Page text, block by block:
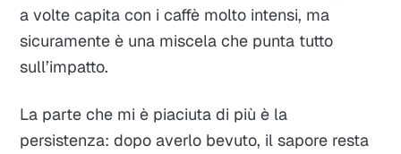
a volte capita con i caffè molto intensi, ma
sicuramente è una miscela che punta tutto
sull’impatto.
La parte che mi è piaciuta di più è la
persistenza: dopo averlo bevuto, il sapore resta